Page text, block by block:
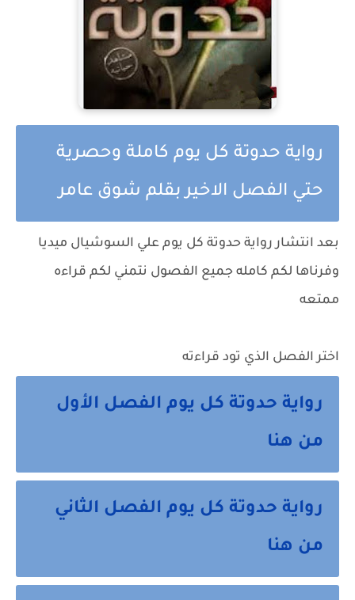
رواية حدوتة كل يوم كاملة وحصرية
حتي الفصل الاخير بقلم شوق عامر
بعد انتشاررواية حدوتة كل يوم علي السوشيال ميديا
وفرناها لكم كامله جميع الفصول نتمني لكم قراءه
ممتعه
اختر الفصل الذي تود قراءته
رواية حدوتة كل يوم الفصل الأول
من هنا
رواية حدوتة كل يوم الفصل الثاني
من هنا